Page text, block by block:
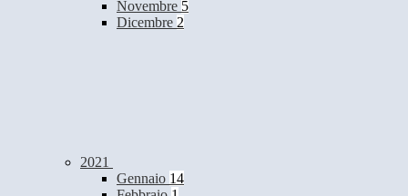
Novembre 5
Dicembre 2
2021
Gennaio 14